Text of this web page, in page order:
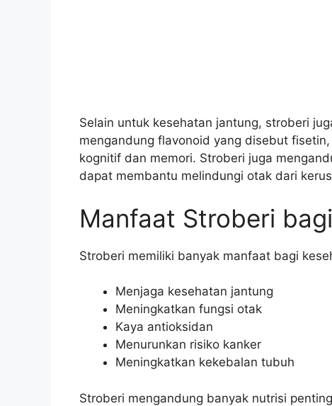
Selain untuk kesehatan jantung, stroberi
mengandung flavonoid yang disebut
kognitif dan memori. Stroberi juga
dapat membantu melindungi otak dari
Manfaat Stroberi
Stroberi memiliki banyak manfaat bagi
Menjaga kesehatan jantung
Meningkatkan fungsi otak
Kaya antioksidan
Menurunkan risiko kanker
Meningkatkan kekebalan tubuh
Stroberi mengandung banyak nutrisi